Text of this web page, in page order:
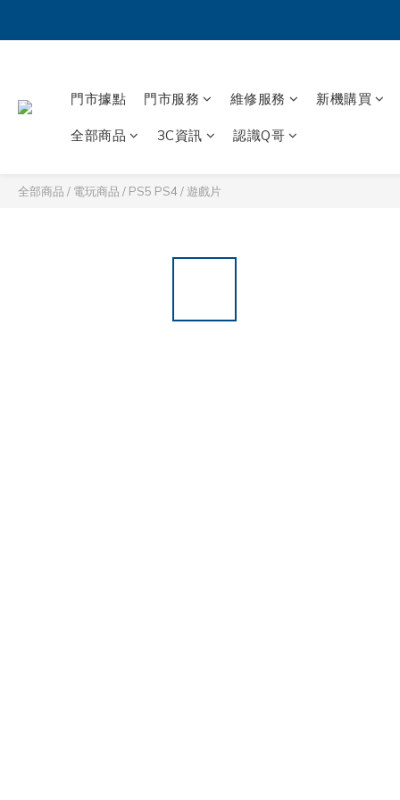
門市據點 門市服務 維修服務 新機購買
全部商品 3C資訊 認識Q哥
全部商品 / 電玩商品 / PS5 PS4/遊戲片